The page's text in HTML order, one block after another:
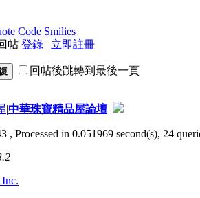
Code Smilies
帖 登錄 | 立即註冊
回帖後跳轉到最後一頁
|中華珠寶精品屋論壇
, Processed in 0.051969 second(s), 24
Inc.